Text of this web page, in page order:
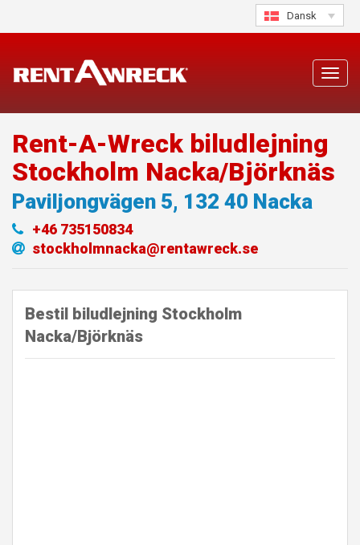
Dansk
Rent-A-Wreck biludlejning
Stockholm Nacka/Björknäs
Paviljongvägen 5, 132 40 Nacka
+46 735150834
stockholmnacka@rentawreck.se
Bestil biludlejning Stockholm
Nacka/Björknäs